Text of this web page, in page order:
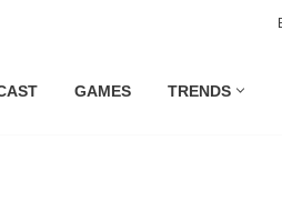
GAMES TRENDS